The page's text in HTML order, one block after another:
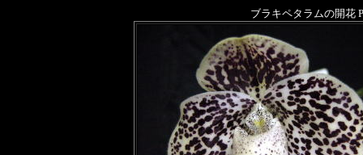
ブラキペタラムの開花